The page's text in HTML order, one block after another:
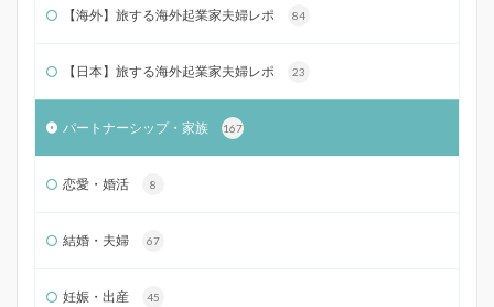
【海外】旅する海外起業家夫婦レポ 84
【日本】旅する海外起業家夫婦レポ 23
パートナーシップ・家族 167
恋愛・婚活 8
結婚・夫婦 67
妊娠・出産 45